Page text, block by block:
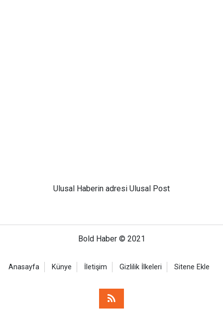
Ulusal Haberin adresi Ulusal Post
Bold Haber © 2021
Anasayfa Künye İletişim Gizlilik İlkeleri Sitene Ekle